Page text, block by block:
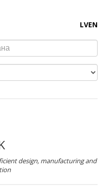
LVEN
design, manufacturing and